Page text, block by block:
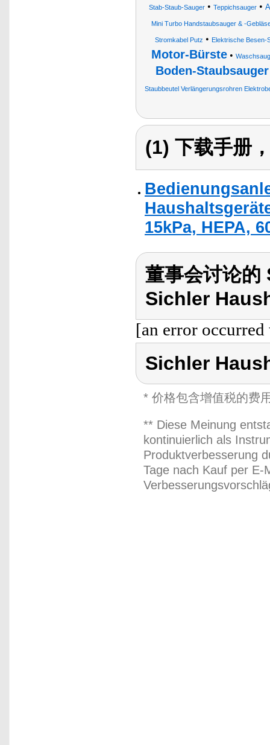
Stab-Staub-Sauger• Teppichsauger•
Mini Turbo Handstaubsauger & -
Stromkabel Putz • Elektrische Besen-
Motor-Bürste •
Boden-Staubsauger
Staubbeutel Verlängerungsrohren
(1) 下载手册
15kPa, HEPA,
董事会讨论
Sichler
[an error
Sichler
* 价格包含增值税的费
** Diese Meinung
kontinuierlich als
Produktverbesserung
Tage nach Kauf per E-